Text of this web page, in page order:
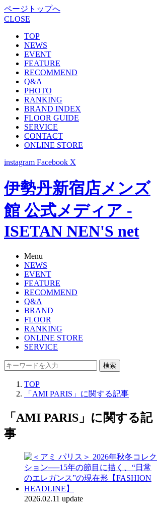
ページトップへ
CLOSE
TOP
NEWS
EVENT
FEATURE
RECOMMEND
Q&A
PHOTO
RANKING
BRAND INDEX
FLOOR GUIDE
SERVICE
CONTACT
ONLINE STORE
instagram Facebook X
伊勢丹新宿店メンズ
館 公式メディア -
ISETAN NEN'S net
Menu
NEWS
EVENT
FEATURE
RECOMMEND
Q&A
BRAND
FLOOR
RANKING
ONLINE STORE
SERVICE
検索
TOP
「AMI PARIS」に関する記事
「AMI PARIS」に関する記
事
2026.02.11 update